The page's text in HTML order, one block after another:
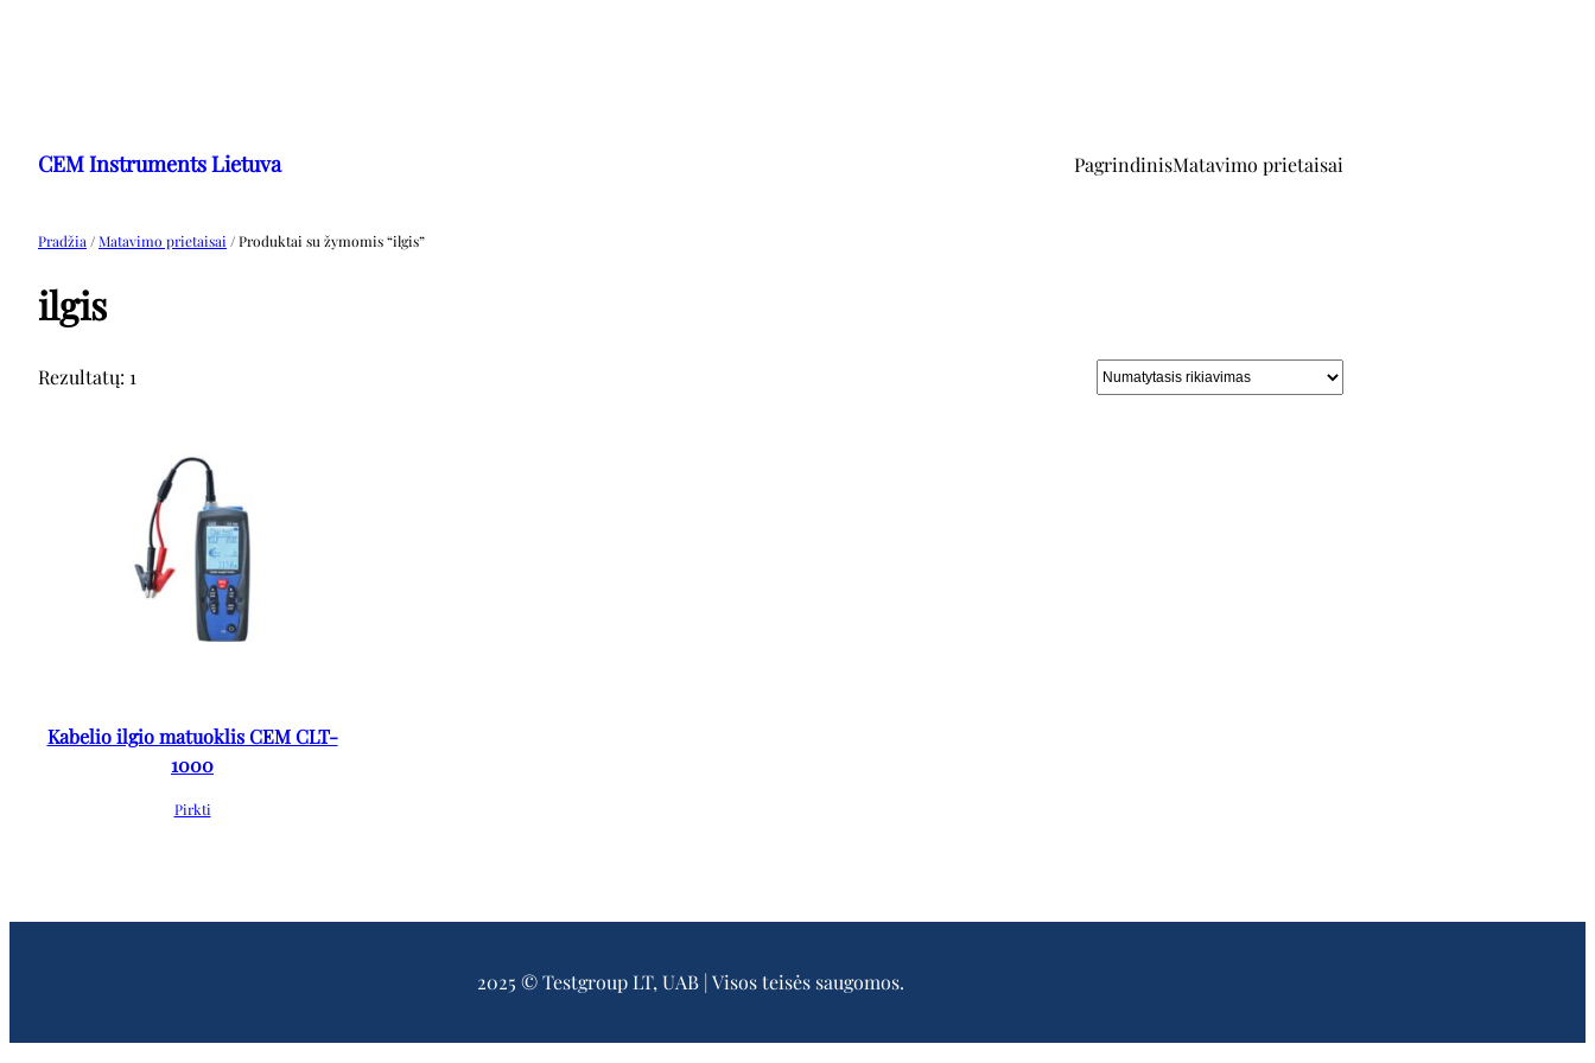
turinio
CEM Instruments Lietuva PagrindinisMatavimo prietaisai
Pradžia /Matavimo prietaisai / Produktai su žymomis “ilgis”
ilgis
Rezultatų: 1
Kabelio ilgio matuoklis CEM CLT-
1000
Pirkti
2025 © Testgroup LT, UAB | Visos teisės saugomos.